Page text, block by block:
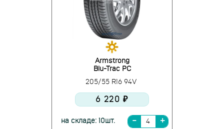
Armstrong
Blu-Trac PC
205/55 R16 94V
6 220 ₽
на складе: 10шт.